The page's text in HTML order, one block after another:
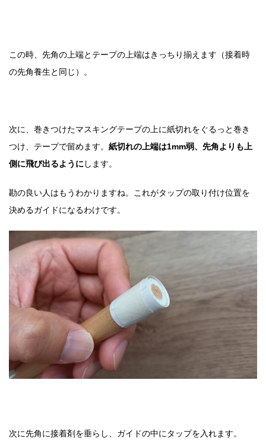
この時、先角の上端とテープの上端はきっちり揃えます（接着時
の先角養生と同じ）。
次に、巻きつけたマスキングテープの上に紙切れをぐるっと巻き
つけ、テープで留めます。 紙切れの上端は1mm弱、先角よりも上
側に飛び出るように します。
勘の良い人はもうわかりますね。これがタップの取り付け位置を
決めるガイドになるわけです。
次に先角に接着剤を垂らし、ガイドの中にタップを入れます。